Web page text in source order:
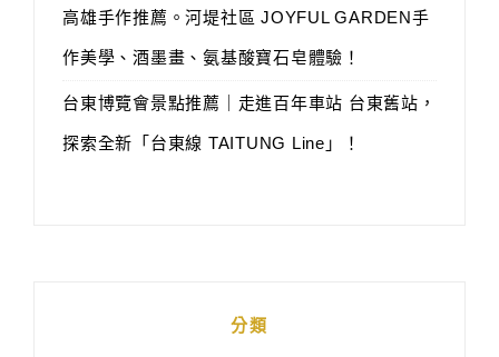
高雄手作推薦。河堤社區 JOYFUL GARDEN手
作美學、酒墨畫、氨基酸寶石皂體驗！
台東博覽會景點推薦｜走進百年車站 台東舊站，
探索全新「台東線 TAITUNG Line」！
分類